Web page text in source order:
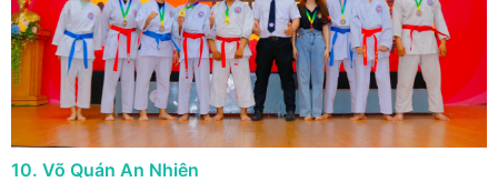
10. Võ Quán An Nhiên